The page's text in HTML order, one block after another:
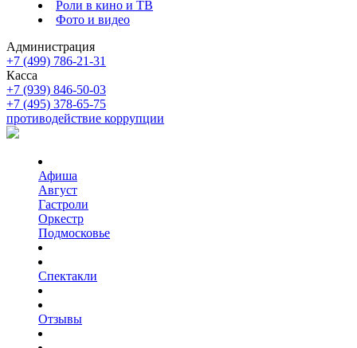
Роли в кино и ТВ
Фото и видео
Администрация
+7 (499) 786-21-31
Касса
+7 (939) 846-50-03
+7 (495) 378-65-75
противодействие коррупции
Афиша
Август
Гастроли
Оркестр
Подмосковье
Спектакли
Отзывы